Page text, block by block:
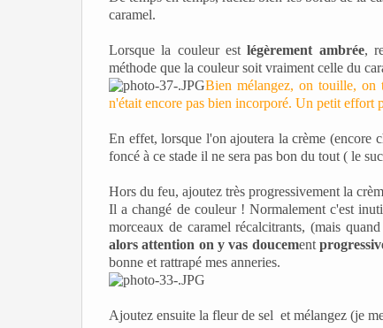
caramel.
Lorsque la couleur estlégèrement ambrée,
méthode que la couleur soit vraiment celle du
Bien mélangez, on touille,
n'était encore pas bien incorporé. Un petit effort
En effet, lorsque l'on ajoutera la crème (encore
foncé à ce stade il ne sera pas bon du tout ( le
Hors du feu, ajoutez très progressivement la
Il a changé de couleur ! Normalement c'est
morceaux de caramel récalcitrants, (mais
alors attention on y vas doucement
bonne et rattrapé mes anneries.
Ajoutez ensuite la fleur de sel et mélangez (je